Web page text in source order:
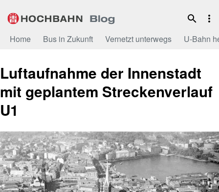
Inhalt
Home Bus in Zukunft Vernetzt unterwegs U-Bahn
Luftaufnahme der Innenstadt
mit geplantem Streckenverlauf
U1